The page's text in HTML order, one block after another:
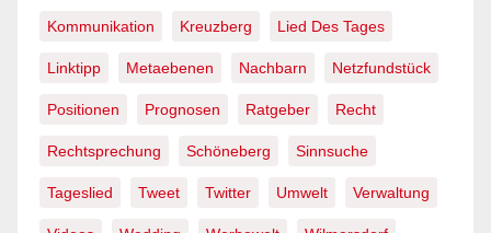
Kommunikation Kreuzberg Lied Des Tages
Linktipp Metaebenen Nachbarn Netzfundstück
Positionen Prognosen Ratgeber Recht
Rechtsprechung Schöneberg Sinnsuche
Tageslied Tweet Twitter Umwelt Verwaltung